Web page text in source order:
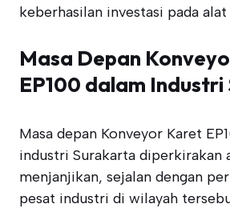
keberhasilan investasi pada
Masa Depan
EP100 dalam
Masa depan Konveyor Karet
industri Surakarta diperkirakan
menjanjikan, sejalan dengan
pesat industri di wilayah